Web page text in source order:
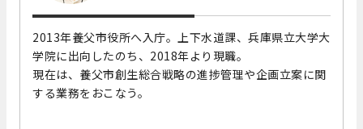
2013年養父市役所へ入庁。上下水道課、兵庫県立大学大
学院に出向したのち、2018年より現職。
現在は、養父市創生総合戦略の進捗管理や企画立案に関
する業務をおこなう。